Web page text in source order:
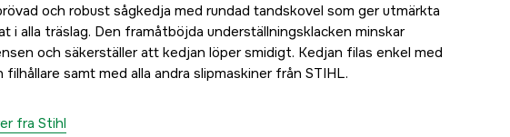
och robust sågkedja med rundad tandskovel som ger utmärkta
i alla träslag. Den framåtböjda underställningsklacken minskar
och säkerställer att kedjan löper smidigt. Kedjan filas enkel med
filhållare samt med alla andra slipmaskiner från STIHL.
fra Stihl